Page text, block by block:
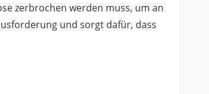
zerbrochen werden muss, um an
und sorgt dafür, dass